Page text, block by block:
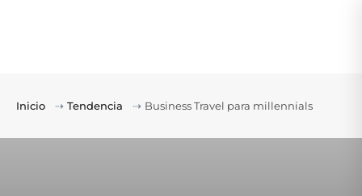
Inicio ⇢ Tendencia ⇢ Business Travel para millennials